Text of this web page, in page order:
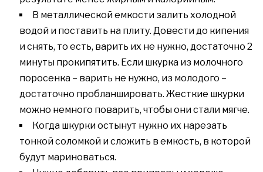
В металлической емкости залить холодной
водой и поставить на плиту. Довести до кипения
и снять, то есть, варить их не нужно, достаточно 2
минуты прокипятить. Если шкурка из молочного
поросенка – варить не нужно, из молодого –
достаточно пробланшировать. Жесткие шкурки
можно немного поварить, чтобы они стали мягче.
Когда шкурки остынут нужно их нарезать
тонкой соломкой и сложить в емкость, в которой
будут мариноваться.